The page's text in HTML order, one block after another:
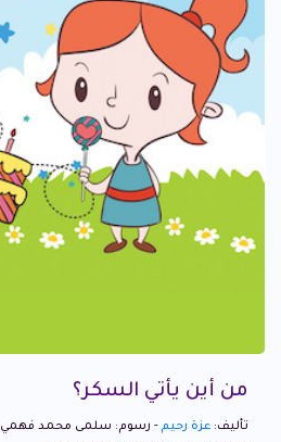
من أين يأتي السكر؟
تأليف: عزة رحيم - رسوم: سلمى محمد فهمي